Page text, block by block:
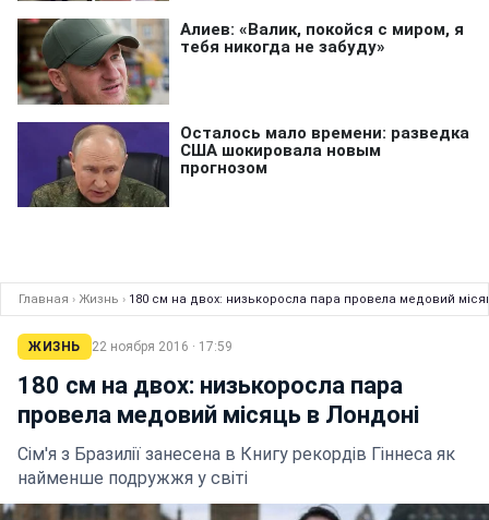
Главная › Жизнь › 180 см на двох: низькоросла пара провела медовий
ЖИЗНЬ 22 ноября 2016 · 17:59
180 см на двох: низькоросла пара
провела медовий місяць в Лондоні
Сім'я з Бразилії занесена в Книгу рекордів Гіннеса як
найменше подружжя у світі